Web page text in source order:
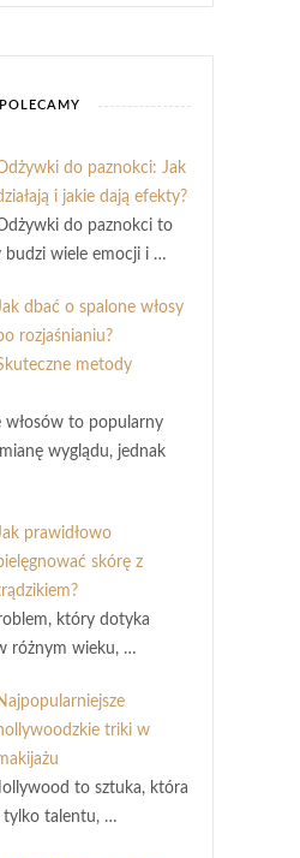
POLECAMY
do paznokci: Jak
i jakie dają efekty?
do paznokci to
budzi wiele emocji i …
dbać o spalone włosy
rozjaśnianiu?
metody
włosów to popularny
wyglądu, jednak
prawidłowo
skórę z
który dotyka
różnym wieku, …
triki w
to sztuka, która
tylko talentu, …